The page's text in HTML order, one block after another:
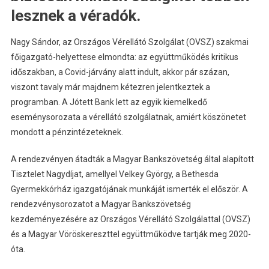
lesznek a véradók.
Nagy Sándor, az Országos Vérellátó Szolgálat (OVSZ) szakmai
főigazgató-helyettese elmondta: az együttműködés kritikus
időszakban, a Covid-járvány alatt indult, akkor pár százan,
viszont tavaly már majdnem kétezren jelentkeztek a
programban. A Jótett Bank lett az egyik kiemelkedő
eseménysorozata a vérellátó szolgálatnak, amiért köszönetet
mondott a pénzintézeteknek.
A rendezvényen átadták a Magyar Bankszövetség által alapított
Tisztelet Nagydíjat, amellyel Velkey György, a Bethesda
Gyermekkórház igazgatójának munkáját ismerték el először. A
rendezvénysorozatot a Magyar Bankszövetség
kezdeményezésére az Országos Vérellátó Szolgálattal (OVSZ)
és a Magyar Vöröskereszttel együttműködve tartják meg 2020-
óta.